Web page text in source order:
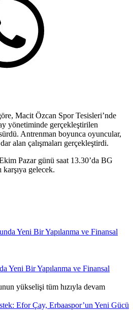
Macit Özcan Spor Tesisleri’nde
yönetiminde gerçekleştirilen
Antrenman boyunca oyuncular,
alan çalışmaları gerçekleştirdi.
Pazar günü saat 13.30’da BG
karşıya gelecek.
Yeni Bir Yapılanma ve Finansal
yükselişi tüm hızıyla devam